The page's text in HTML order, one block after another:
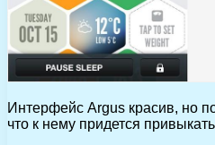
Интерфейс Argus красив, но
что к нему придется привыкать